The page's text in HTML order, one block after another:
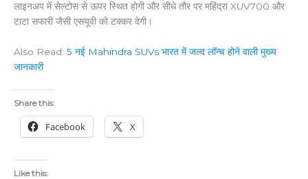
लाइनअप में सेल्टोस से ऊपर स्थित होगी और सीधे तौर पर महिंद्रा XUV700 और
टाटा सफारी जैसी एसयूवी को टक्कर देगी।
Also Read: 5 नई Mahindra SUVs भारत में जल्द लॉन्च होने वाली मुख्य
जानकारी
Share this:
Facebook X
Like this: